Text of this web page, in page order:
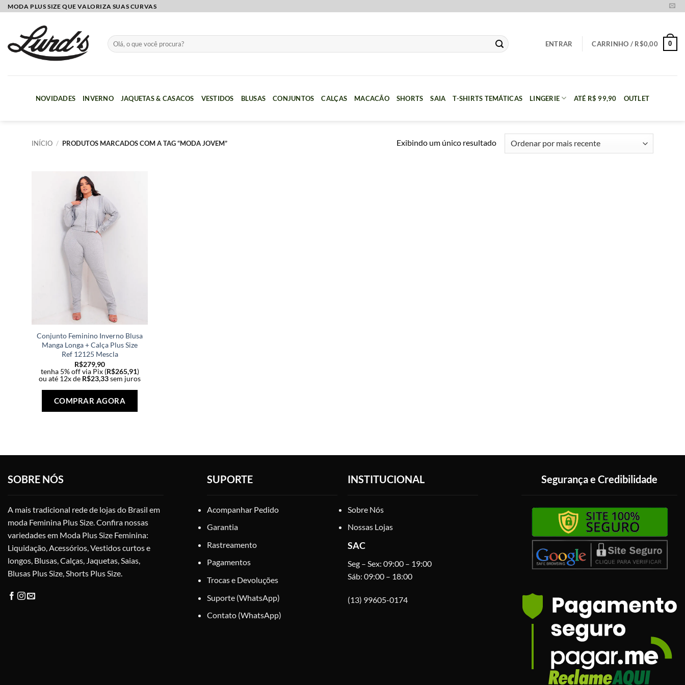
SkipMODA PLUS SIZE QUE VALORIZA SUAS CURVAS
Pesquisar
por:
ENTRAR CARRINHO / R$0,00 0
NOVIDADES INVERNO JAQUETAS & CASACOS VESTIDOS BLUSAS CONJUNTOS CALÇAS MACACÃO SHORTS SAIA T-SHIRTS TEMÁTICAS LINGERIE ATÉ R$ 99,90 OUTLET
INÍCIO / PRODUTOS MARCADOS COM A TAG “MODA JOVEM” Exibindo um único resultado
Conjunto Feminino Inverno Blusa
Manga Longa + Calça Plus Size
Ref 12125 Mescla
R$279,90
tenha 5% off via Pix (R$265,91)
ou até 12x de R$23,33sem juros
COMPRAR AGORA
tem
opções
do
produto
SOBRE NÓS
A mais tradicional rede de lojas do Brasil em
moda Feminina Plus Size. Confira nossas
variedades em Moda Plus Size Feminina:
Liquidação, Acessórios, Vestidos curtos e
longos, Blusas, Calças, Jaquetas, Saias,
Blusas Plus Size, Shorts Plus Size.
SUPORTE
Acompanhar Pedido
Garantia
Rastreamento
Pagamentos
Trocas e Devoluções
Suporte (WhatsApp)
Contato (WhatsApp)
INSTITUCIONAL
Sobre Nós
Nossas Lojas
SAC
Seg – Sex: 09:00 – 19:00
Sáb: 09:00 – 18:00
(13) 99605-0174
Segurança e Credibilidade